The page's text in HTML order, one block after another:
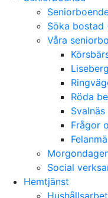
Söka bostad
Våra
Röda
Frågor
Social
Hemtjänst